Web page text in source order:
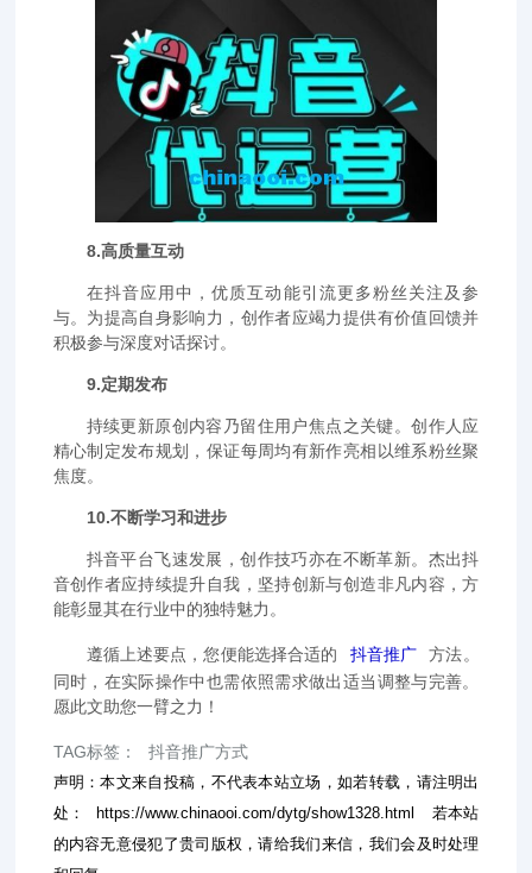
8.高质量互动
在抖音应用中，优质互动能引流更多粉丝关注及参
与。为提高自身影响力，创作者应竭力提供有价值回馈并
积极参与深度对话探讨。
9.定期发布
持续更新原创内容乃留住用户焦点之关键。创作人应
精心制定发布规划，保证每周均有新作亮相以维系粉丝聚
焦度。
10.不断学习和进步
抖音平台飞速发展，创作技巧亦在不断革新。杰出抖
音创作者应持续提升自我，坚持创新与创造非凡内容，方
能彰显其在行业中的独特魅力。
遵循上述要点，您便能选择合适的 抖音推广
方法。
同时，在实际操作中也需依照需求做出适当调整与完善。
愿此文助您一臂之力！
TAG标签： 抖音推广方式
声明：本文来自投稿，不代表本站立场，如若转载，请注明出
处：
https://www.chinaooi.com/dytg/show1328.html
若本站
的内容无意侵犯了贵司版权，请给我们来信，我们会及时处理